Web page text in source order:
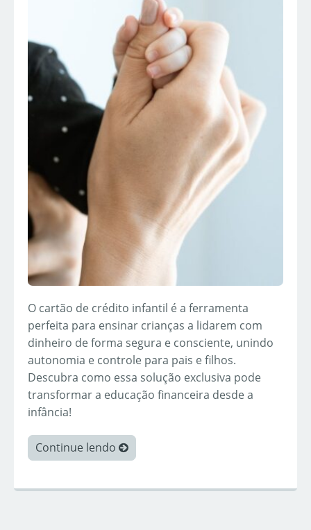
O cartão de crédito infantil é a ferramenta
perfeita para ensinar crianças a lidarem com
dinheiro de forma segura e consciente, unindo
autonomia e controle para pais e filhos.
Descubra como essa solução exclusiva pode
transformar a educação financeira desde a
infância!
Continue lendo